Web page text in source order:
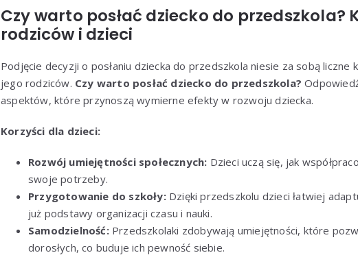
Czy warto posłać dziecko do przedszkola?
rodziców i dzieci
Podjęcie decyzji o posłaniu dziecka do przedszkola niesie za sobą liczne
jego rodziców. Czy warto posłać dziecko do przedszkola?
aspektów, które przynoszą wymierne efekty w rozwoju dziecka.
Korzyści dla dzieci:
Rozwój umiejętności społecznych: Dzieci uczą się, jak
swoje potrzeby.
Przygotowanie do szkoły:Dzięki przedszkolu dzieci łatwiej
już podstawy organizacji czasu i nauki.
Samodzielność:Przedszkolaki zdobywają umiejętności, które
dorosłych, co buduje ich pewność siebie.